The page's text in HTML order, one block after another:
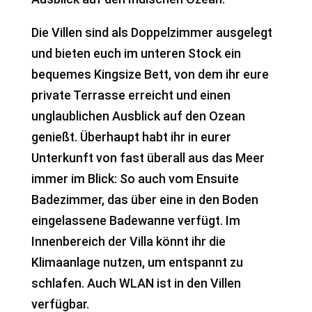
Die Villen sind als Doppelzimmer ausgelegt
und bieten euch im unteren Stock ein
bequemes Kingsize Bett, von dem ihr eure
private Terrasse erreicht und einen
unglaublichen Ausblick auf den Ozean
genießt. Überhaupt habt ihr in eurer
Unterkunft von fast überall aus das Meer
immer im Blick: So auch vom Ensuite
Badezimmer, das über eine in den Boden
eingelassene Badewanne verfügt. Im
Innenbereich der Villa könnt ihr die
Klimaanlage nutzen, um entspannt zu
schlafen. Auch WLAN ist in den Villen
verfügbar.